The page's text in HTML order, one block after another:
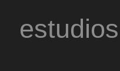
estudios